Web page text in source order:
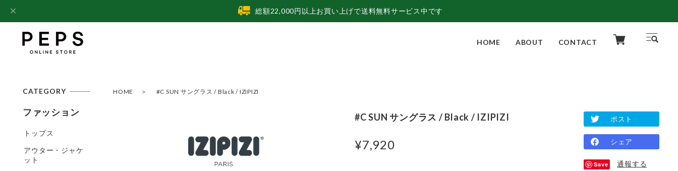
総額22,000円以上お買い上げで送料無料サービス中です
HOME ABOUT CONTACT
HOME #C SUN サングラス / Black / IZIPIZI
#C SUN サングラス / Black / IZIPIZI
¥7,920
ポスト
シェア
Save 通報する
CATEGORY
ファッション
トップス
アウター・ジャケ
ット